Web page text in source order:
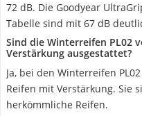
72 dB. Die Goodyear
Tabelle sind mit 67 dB
Sind die Winterreifen PL02
Verstärkung ausgestattet?
Ja, bei den Winterreifen
Reifen mit Verstärkung. Sie
herkömmliche Reifen.